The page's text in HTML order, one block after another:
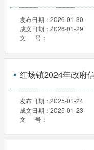
发布日期： 2026-01-30
成文日期： 2026-01-29
文 号：
红场镇2024年政府
发布日期： 2025-01-24
成文日期： 2025-01-23
文 号：